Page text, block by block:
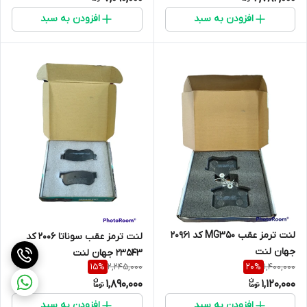
افزودن به سبد افزودن به سبد
لنت ترمز عقب MG350 کد 20961
جهان لنت
1,400,000
20%
1,120,000
لنت ترمز عقب سوناتا 2006 کد
23543 جهان لنت
2,245,000
15%
1,890,000